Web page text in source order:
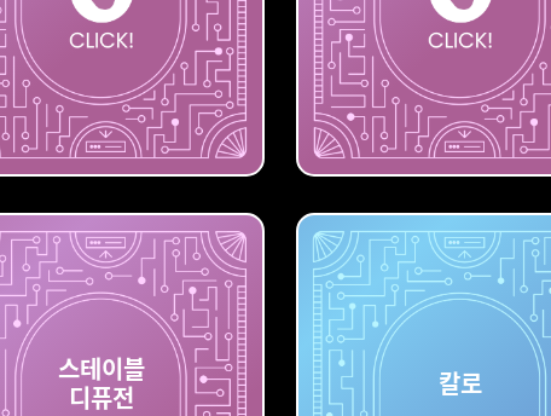
레오나르도
AI
스테이블
디퓨전
칼로